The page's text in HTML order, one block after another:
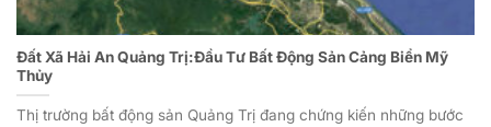
Đất Xã Hải An Quảng Trị:Đầu Tư Bất Động Sản Cảng Biển Mỹ
Thủy
Thị trường bất động sản Quảng Trị đang chứng kiến những bước